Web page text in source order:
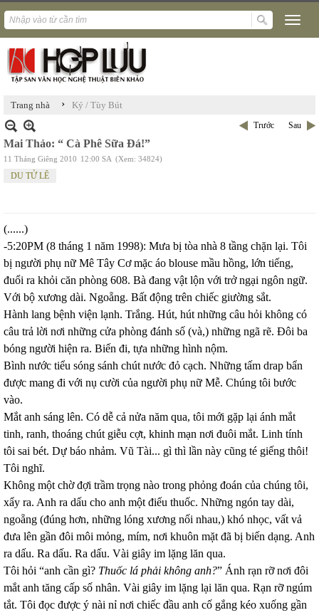
Trang nhà › Ký / Tùy Bút
Trước Sau
Mai Thảo: “ Cà Phê Sữa Đá!”
11 Tháng Giêng 2010 12:00 SA (Xem: 34824)
DU TỬ LÊ
(......)
-5:20PM (8 tháng 1 năm 1998): Mưa bị tòa nhà 8 tầng chặn lại. Tôi
bị người phụ nữ Mê Tây Cơ mặc áo blouse mầu hồng, lớn tiếng,
đuổi ra khỏi căn phòng 608. Bà đang vật lộn với trở ngại ngôn ngữ.
Với bộ xương dài. Ngoẵng. Bất động trên chiếc giường sắt.
Hành lang bệnh viện lạnh. Trắng. Hút, hút những câu hỏi không có
câu trả lời nơi những cửa phòng đánh số (và,) những ngã rẽ. Đôi ba
bóng người hiện ra. Biến đi, tựa những hình nộm.
Bình nước tiểu sóng sánh chút nước đỏ cạch. Những tấm drap bẩn
được mang đi với nụ cười của người phụ nữ Mễ. Chúng tôi bước
vào.
Mắt anh sáng lên. Có dễ cả nửa năm qua, tôi mới gặp lại ánh mắt
tinh, ranh, thoáng chút giễu cợt, khinh mạn nơi đuôi mắt. Linh tính
tôi sai bét. Dự báo nhảm. Vũ Tài... gì thì lần này cũng té giếng thôi!
Tôi nghĩ.
Không một chờ đợi trầm trọng nào trong phỏng đoán của chúng tôi,
xẩy ra. Anh ra dấu cho anh một điếu thuốc. Những ngón tay dài,
ngoẵng (đúng hơn, những lóng xương nối nhau,) khó nhọc, vất vả
đưa lên gần đôi môi mỏng, mím, nơi khuôn mặt đã bị biến dạng. Anh
ra dấu. Ra dấu. Ra dấu. Vài giây im lặng lăn qua.
Tôi hỏi “anh cần gì? Thuốc lá phải không anh?” Ánh rạn rỡ nơi đôi
mắt anh tăng cấp số nhân. Vài giây im lặng lại lăn qua. Rạn rỡ ngúm
tắt. Tôi đọc được ý nài nỉ nơi chiếc đầu anh cố gắng kéo xuống gần